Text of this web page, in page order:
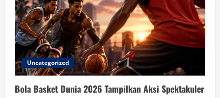
Uncategorized
Bola Basket Dunia 2026 Tampilkan Aksi Spektakuler